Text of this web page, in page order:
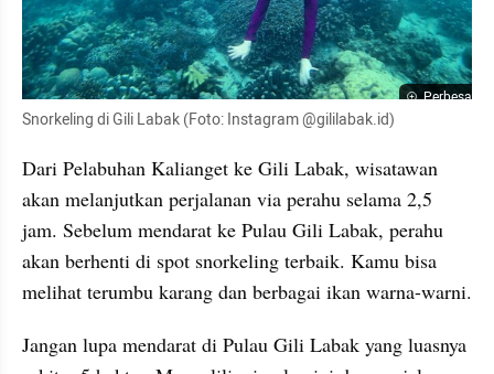
Perbesar
Snorkeling di Gili Labak (Foto: Instagram @gililabak.id)
Dari Pelabuhan Kalianget ke Gili Labak, wisatawan
akan melanjutkan perjalanan via perahu selama 2,5
jam. Sebelum mendarat ke Pulau Gili Labak, perahu
akan berhenti di spot snorkeling terbaik. Kamu bisa
melihat terumbu karang dan berbagai ikan warna-warni.
Jangan lupa mendarat di Pulau Gili Labak yang luasnya